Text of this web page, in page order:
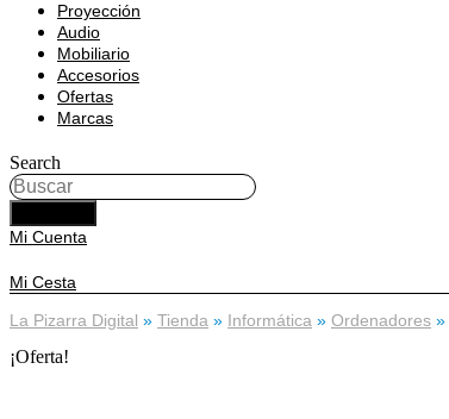
Proyección
Audio
Mobiliario
Accesorios
Ofertas
Marcas
Search
Mi Cuenta
Mi Cesta
La Pizarra Digital » Tienda » Informática » Ordenadores »
¡Oferta!